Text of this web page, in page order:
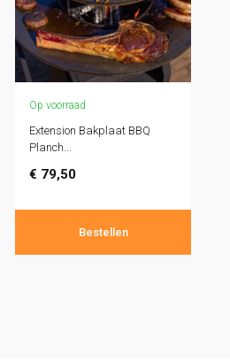
Op voorraad
Extension Bakplaat BBQ
Planch...
€ 79,50
Bestellen